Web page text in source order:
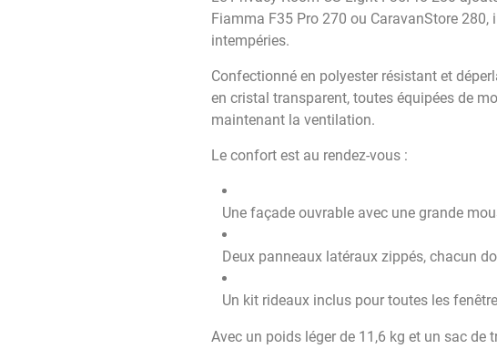
Fiamma F35 Pro 270 ou CaravanStore 280,
intempéries.
Confectionné en polyester résistant et
en cristal transparent, toutes équipées de
maintenant la ventilation.
Le confort est au rendez-vous :
Une façade ouvrable avec une grande
Deux panneaux latéraux zippés, chacun
Un kit rideaux inclus pour toutes les
Avec un poids léger de 11,6 kg et un sac de